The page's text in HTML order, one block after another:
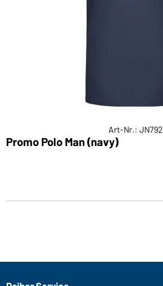
Art-Nr.: JN792
Promo Polo Man (navy)